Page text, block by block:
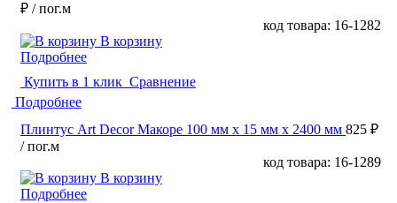
₽ / пог.м
код товара: 16-1282
В корзину
Подробнее
Купить в 1 клик Сравнение
Подробнее
Плинтус Art Decor Макоре 100 мм х 15 мм х 2400 мм 825 ₽
/ пог.м
код товара: 16-1289
В корзину
Подробнее